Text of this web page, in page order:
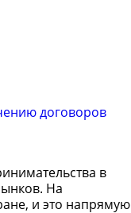
договоров
в
На
и это напрямую